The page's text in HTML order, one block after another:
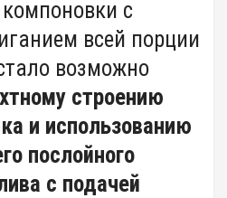
с
всей порции
возможно
строению
и использованию
послойного
с подачей